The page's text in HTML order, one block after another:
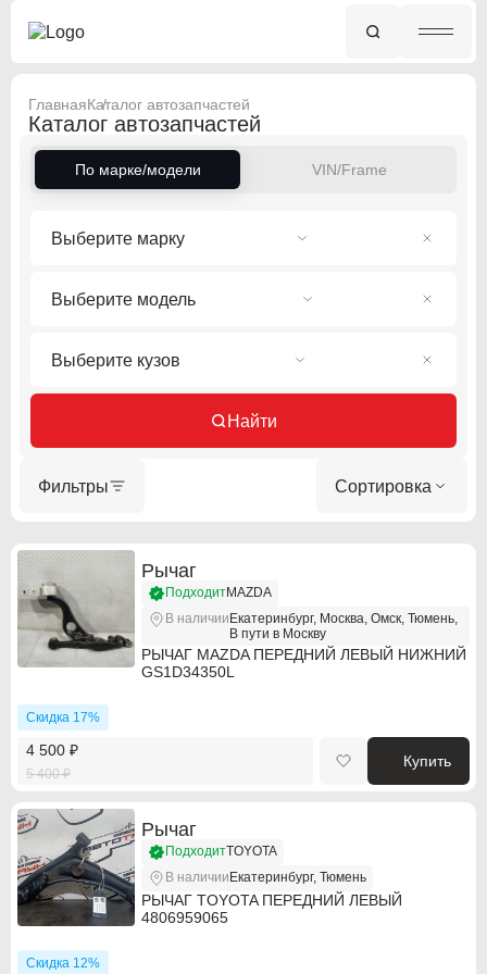
ГлавнаяКаталог автозапчастей
Каталог автозапчастей
По марке/модели VIN/Frame
Выберите марку
Выберите модель
Выберите кузов
Найти
Фильтры Сортировка
Рычаг
В наличии Екатеринбург, Москва, Омск, Тюмень,
В пути в Москву
ПодходитMAZDA
РЫЧАГ MAZDA ПЕРЕДНИЙ ЛЕВЫЙ НИЖНИЙ
GS1D34350L
4 500 ₽
5 400 ₽
Скидка 17%
Купить
Рычаг
В наличии Екатеринбург, Тюмень
ПодходитTOYOTA
РЫЧАГ TOYOTA ПЕРЕДНИЙ ЛЕВЫЙ
4806959065
Скидка 12%